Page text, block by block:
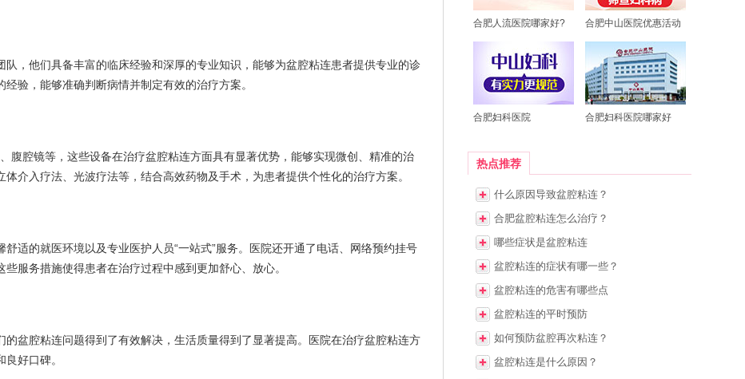
他们具备丰富的临床经验和深厚的专业知识，能够为盆腔粘连患者提供专业的诊
验，能够准确判断病情并制定有效的治疗方案。
腔镜等，这些设备在治疗盆腔粘连方面具有显著优势，能够实现微创、精准的治
介入疗法、光波疗法等，结合高效药物及手术，为患者提供个性化的治疗方案。
的就医环境以及专业医护人员“一站式”服务。医院还开通了电话、网络预约挂号
服务措施使得患者在治疗过程中感到更加舒心、放心。
腔粘连问题得到了有效解决，生活质量得到了显著提高。医院在治疗盆腔粘连方
好口碑。
合肥人流医院哪家好? 合肥中山医院优惠活动
合肥妇科医院 合肥妇科医院哪家好
热点推荐
什么原因导致盆腔粘连？
合肥盆腔粘连怎么治疗？
哪些症状是盆腔粘连
盆腔粘连的症状有哪一些？
盆腔粘连的危害有哪些点
盆腔粘连的平时预防
如何预防盆腔再次粘连？
盆腔粘连是什么原因？